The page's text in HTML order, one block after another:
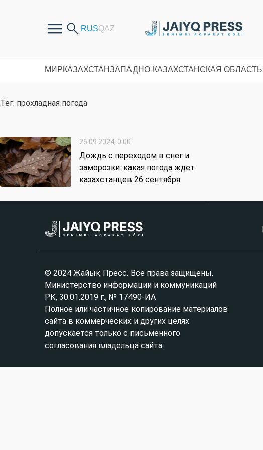
МИРКАЗАХСТАНЗАПАДНО-КАЗАХСТАНСКАЯ ОБЛАСТЬ
Тег: прохладная погода
26.09.2024, 0:00
Дождь с переходом в снег и
заморозки: какая погода ждет
казахстанцев 26 сентября
© 2024 Жайық Пресс. Все права защищены.
Министерство информации и коммуникаций
РК, 30.01.2019 г., № 17490-ИА
Полное или частичное копирование материалов
сайта в коммерческих и других целях
допускается только с письменного
согласования владельца сайта.